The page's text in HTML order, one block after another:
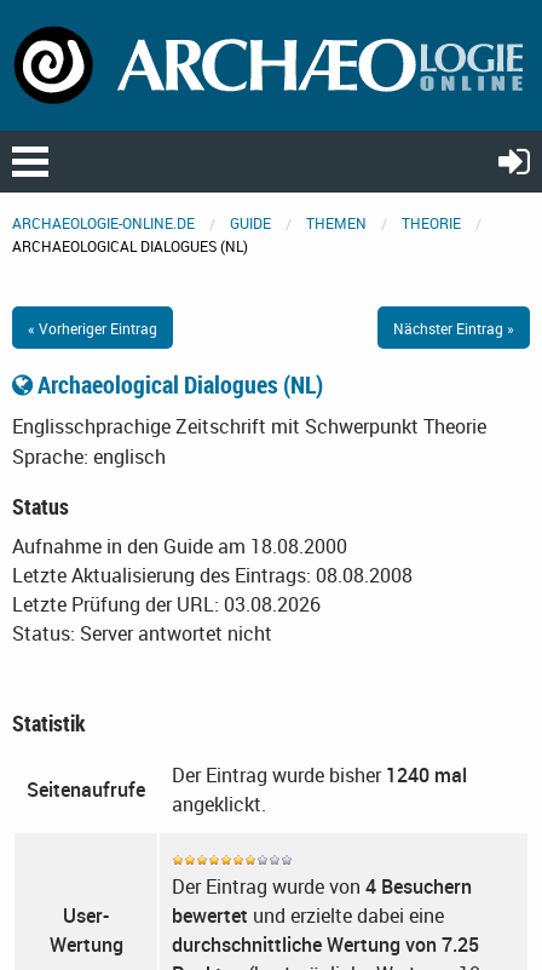
ARCHAEOLOGIE-ONLINE.DE GUIDE THEMEN
THEORIE
ARCHAEOLOGICAL DIALOGUES (NL)
« Vorheriger Eintrag Nächster Eintrag »
Archaeological Dialogues (NL)
Englisschprachige Zeitschrift mit Schwerpunkt Theorie
Sprache: englisch
Status
Aufnahme in den Guide am 18.08.2000
Letzte Aktualisierung des Eintrags: 08.08.2008
Letzte Prüfung der URL: 03.08.2026
Status: Server antwortet nicht
Statistik
Seitenaufrufe
Der Eintrag wurde bisher1240 mal
angeklickt.
User-
Wertung
Der Eintrag wurde von 4 Besuchern
bewertet und erzielte dabei eine
durchschnittliche Wertung von 7.25